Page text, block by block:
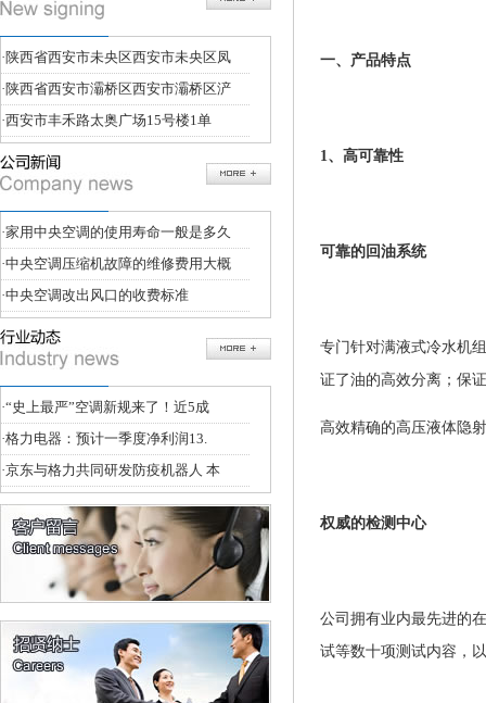
·陕西省西安市未央区西安市未央区凤
·陕西省西安市灞桥区西安市灞桥区浐
·西安市丰禾路太奥广场15号楼1单
·家用中央空调的使用寿命一般是多久
·中央空调压缩机故障的维修费用大概
·中央空调改出风口的收费标准
·“史上最严”空调新规来了！近5成
·格力电器：预计一季度净利润13.
·京东与格力共同研发防疫机器人 本
一、产品特点
1、高可靠性
可靠的回油系统
专门针对满液式冷水机
证了油的高效分离；保
高效精确的高压液体隐
权威的检测中心
公司拥有业内最先进的
试等数十项测试内容，